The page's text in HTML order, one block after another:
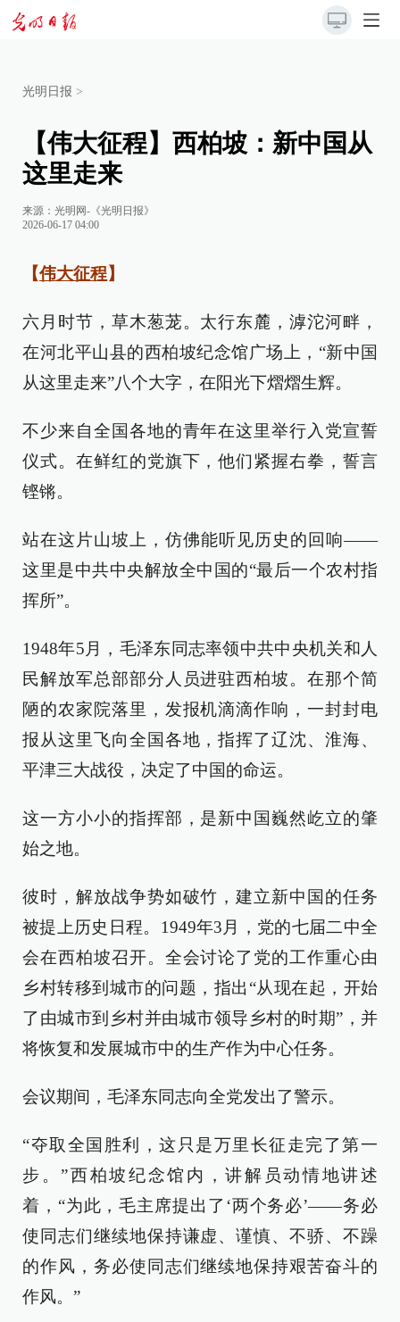
光明日报 >
【伟大征程】西柏坡：新中国从
这里走来
来源： 光明网-《光明日报》
2026-06-17 04:00
【伟大征程】
六月时节，草木葱茏。太行东麓，滹沱河畔，
在河北平山县的西柏坡纪念馆广场上，“新中国
从这里走来”八个大字，在阳光下熠熠生辉。
不少来自全国各地的青年在这里举行入党宣誓
仪式。在鲜红的党旗下，他们紧握右拳，誓言
铿锵。
站在这片山坡上，仿佛能听见历史的回响——
这里是中共中央解放全中国的“最后一个农村指
挥所”。
1948年5月，毛泽东同志率领中共中央机关和人
民解放军总部部分人员进驻西柏坡。在那个简
陋的农家院落里，发报机滴滴作响，一封封电
报从这里飞向全国各地，指挥了辽沈、淮海、
平津三大战役，决定了中国的命运。
这一方小小的指挥部，是新中国巍然屹立的肇
始之地。
彼时，解放战争势如破竹，建立新中国的任务
被提上历史日程。1949年3月，党的七届二中全
会在西柏坡召开。全会讨论了党的工作重心由
乡村转移到城市的问题，指出“从现在起，开始
了由城市到乡村并由城市领导乡村的时期”，并
将恢复和发展城市中的生产作为中心任务。
会议期间，毛泽东同志向全党发出了警示。
“夺取全国胜利，这只是万里长征走完了第一
步。”西柏坡纪念馆内，讲解员动情地讲述
着，“为此，毛主席提出了‘两个务必’——务必
使同志们继续地保持谦虚、谨慎、不骄、不躁
的作风，务必使同志们继续地保持艰苦奋斗的
作风。”